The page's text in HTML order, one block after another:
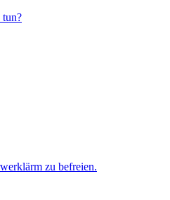
tun?
zu befreien.